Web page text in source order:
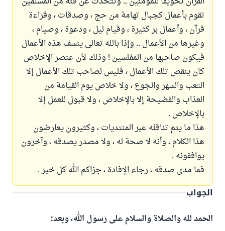
تقوم بأعمال كجبال تهامة من حج ، وصدقات ، وقراءة
قرآن ، وأعمال بر كثيرة ، وقيام ليل ، ودعوة ، وصيام ،
وغيرها من الأعمال .. وإذا بالله تعالى ينسف هذه الأعمال
فيكون صاحبها من المفلسين ! وذلك لأن عنصر الإخلاص
كان ينقص تلك الأعمال ، فليس لصاحب تلك الأعمال إلا
التعب والسهر والجوع ، ولا خلاص يوم القيامة من
العذاب والفضيحة إلا بالإخلاص ، ولا قبول للعمل إلا
بالإخلاص .
هذا ما يتم تناقله عبر المنتديات ، وكثيرون يعارضون
هذا الكلام ، وأنه لا صحة له ، ولا مصدر يصدقه ، وآخرون
يوافقونه .
فما مدى صدقه ، رجاء الإفادة ، جزاكم الله كل خير .
الجواب
الحمد لله والصلاة والسلام على رسول الله، وبعد: